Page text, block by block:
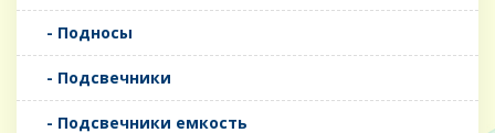
- Подносы
- Подсвечники
- Подсвечники емкость